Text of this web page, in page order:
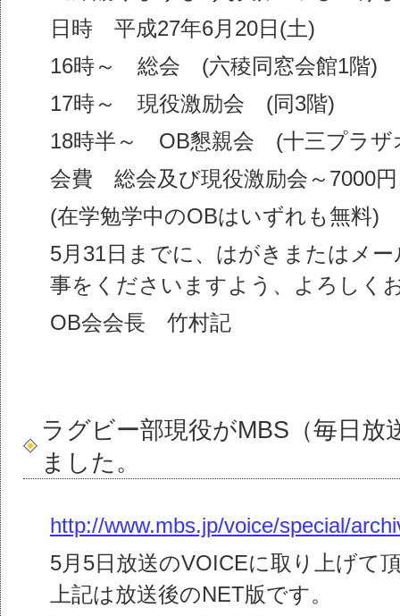
日時 平成27年6月20日(土)
16時～ 総会 (六稜同窓会館1階)
17時～ 現役激励会 (同3階)
18時半～ OB懇親会 (十三プラザ
会費 総会及び現役激励会～7000円
(在学勉学中のOBはいずれも無料)
5月31日までに、はがきまたはメ
事をくださいますよう、よろしく
OB会会長 竹村記
ラグビー部現役がMBS（毎日放
ました。
http://www.mbs.jp/voice/special/
5月5日放送のVOICEに取り上げて
上記は放送後のNET版です。